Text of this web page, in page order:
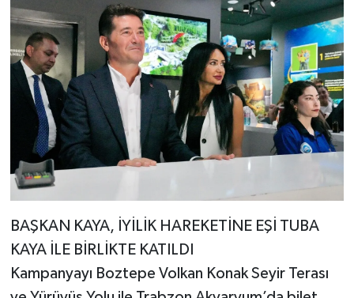
BAŞKAN KAYA, İYİLİK HAREKETİNE EŞİ TUBA
KAYA İLE BİRLİKTE KATILDI
Kampanyayı Boztepe Volkan Konak Seyir Terası